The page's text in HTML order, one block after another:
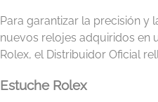
Para garantizar la precisión y
nuevos relojes adquiridos en
Rolex, el Distribuidor Oficial
Estuche Rolex